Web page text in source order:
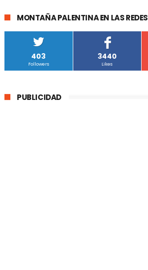
MONTAÑA PALENTINA EN LAS REDES
403
Followers
3440
Likes
PUBLICIDAD